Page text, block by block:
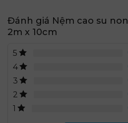
Đánh giá Nệm cao su
2m x 10cm
5
4
3
2
1